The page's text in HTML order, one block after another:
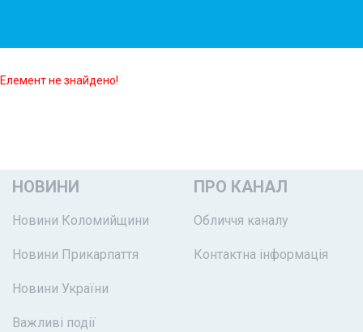
Елемент не знайдено!
НОВИНИ
Новини Коломийщини
Новини Прикарпаття
Новини України
Важливі події
ПРО КАНАЛ
Обличчя каналу
Контактна інформація